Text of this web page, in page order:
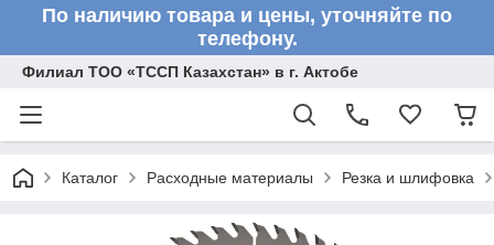
По наличию товара и цены, уточняйте по
телефону.
Филиал ТОО «ТССП Казахстан» в г. Актобе
Каталог Расходные материалы Резка и шлифовка